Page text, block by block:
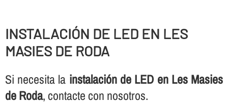
INSTALACIÓN DE LED EN LES
MASIES DE RODA
Si necesita la instalación de LED en Les Masies
de Roda, contacte con nosotros.